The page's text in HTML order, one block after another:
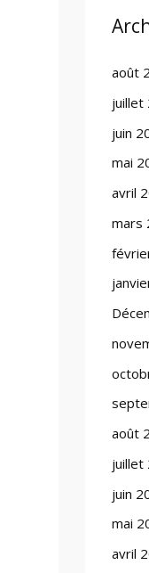
août
juillet
juin
mai
avril
mars
août
juillet
juin
mai
avril